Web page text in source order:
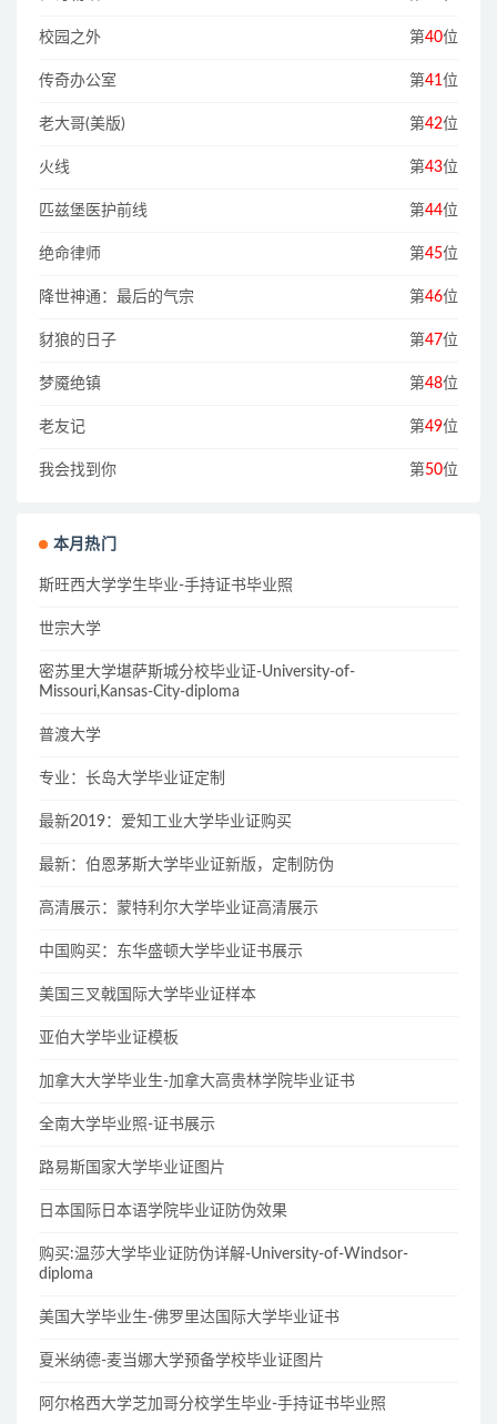
校园之外 第40位
传奇办公室 第41位
老大哥(美版) 第42位
火线 第43位
匹兹堡医护前线 第44位
绝命律师 第45位
降世神通：最后的气宗 第46位
豺狼的日子 第47位
梦魇绝镇 第48位
老友记 第49位
我会找到你 第50位
本月热门
斯旺西大学学生毕业-手持证书毕业照
世宗大学
密苏里大学堪萨斯城分校毕业证-University-of-
Missouri,Kansas-City-diploma
普渡大学
专业：长岛大学毕业证定制
最新2019：爱知工业大学毕业证购买
最新：伯恩茅斯大学毕业证新版，定制防伪
高清展示：蒙特利尔大学毕业证高清展示
中国购买：东华盛顿大学毕业证书展示
美国三叉戟国际大学毕业证样本
亚伯大学毕业证模板
加拿大大学毕业生-加拿大高贵林学院毕业证书
全南大学毕业照-证书展示
路易斯国家大学毕业证图片
日本国际日本语学院毕业证防伪效果
购买:温莎大学毕业证防伪详解-University-of-Windsor-
diploma
美国大学毕业生-佛罗里达国际大学毕业证书
夏米纳德-麦当娜大学预备学校毕业证图片
阿尔格西大学芝加哥分校学生毕业-手持证书毕业照